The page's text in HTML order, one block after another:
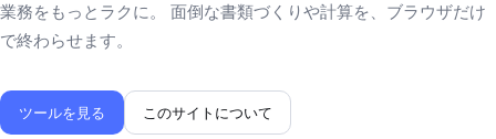
業務をもっとラクに。 面倒な書類づくりや計算を、ブラウザだけ
で終わらせます。
ツールを見る このサイトについて